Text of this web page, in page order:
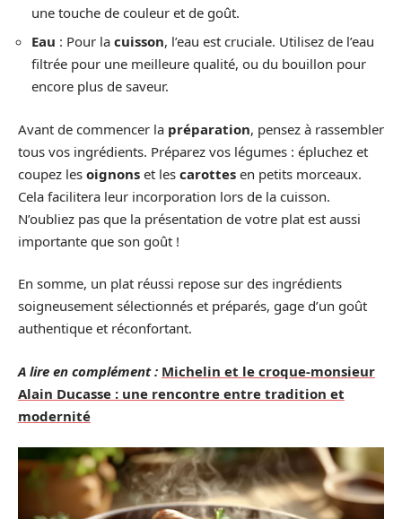
une touche de couleur et de goût.
Eau : Pour la cuisson, l’eau est cruciale. Utilisez de l’eau
filtrée pour une meilleure qualité, ou du bouillon pour
encore plus de saveur.
Avant de commencer la préparation, pensez à rassembler
tous vos ingrédients. Préparez vos légumes : épluchez et
coupez les oignons et les carottes en petits morceaux.
Cela facilitera leur incorporation lors de la cuisson.
N’oubliez pas que la présentation de votre plat est aussi
importante que son goût !
En somme, un plat réussi repose sur des ingrédients
soigneusement sélectionnés et préparés, gage d’un goût
authentique et réconfortant.
A lire en complément : Michelin et le croque-monsieur
Alain Ducasse : une rencontre entre tradition et
modernité